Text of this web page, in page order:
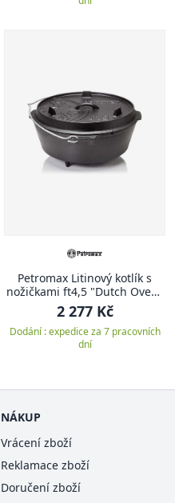
Petromax Litinový kotlík s
nožičkami ft4,5 "Dutch Oven"
3,5 l
2 277 Kč
Dodání : expedice za 7 pracovních
dní
NÁKUP
Vrácení zboží
Reklamace zboží
Doručení zboží